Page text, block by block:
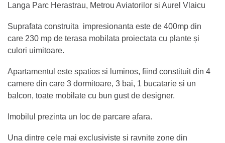
Langa Parc Herastrau, Metrou Aviatorilor si Aurel Vlaicu
Suprafata construita impresionanta este de 400mp din
care 230 mp de terasa mobilata proiectata cu plante și
culori uimitoare.
Apartamentul este spatios si luminos, fiind constituit din 4
camere din care 3 dormitoare, 3 bai, 1 bucatarie si un
balcon, toate mobilate cu bun gust de designer.
Imobilul prezinta un loc de parcare afara.
Una dintre cele mai exclusiviste si ravnite zone din